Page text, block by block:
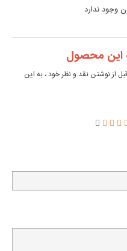
وجود ندارد
این محصول
از نوشتن نقد و نظر خود ، به این